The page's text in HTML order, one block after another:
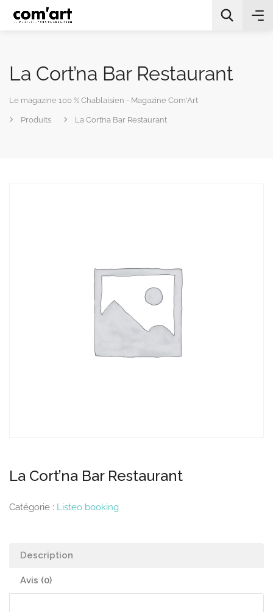
La Cort’na Bar Restaurant
Le magazine 100 % Chablaisien - Magazine Com'Art
Produits La Cort’na Bar Restaurant
La Cort’na Bar Restaurant
Catégorie : Listeo booking
Description
Avis (0)